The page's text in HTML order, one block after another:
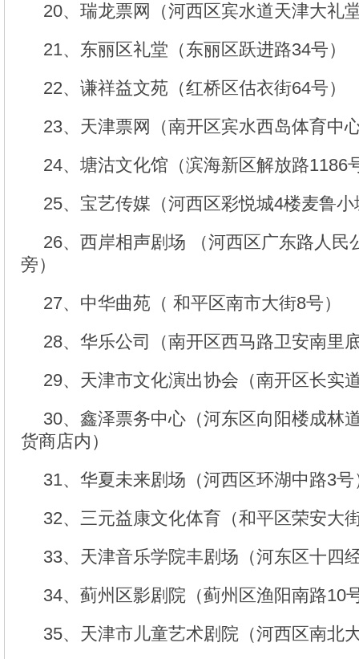
20、瑞龙票网（河西区宾水道天津大礼
21、东丽区礼堂（东丽区跃进路34号）
22、谦祥益文苑（红桥区估衣街64号）
23、天津票网（南开区宾水西岛体育中
24、塘沽文化馆（滨海新区解放路
25、宝艺传媒（河西区彩悦城4楼麦鲁小
26、西岸相声剧场 （河西区广东路人民
旁）
27、中华曲苑（ 和平区南市大街8号）
28、华乐公司（南开区西马路卫安南里
29、天津市文化演出协会（南开区长实
30、鑫泽票务中心（河东区向阳楼成林
货商店内）
31、华夏未来剧场（河西区环湖中路3号
32、三元益康文化体育（和平区荣安大
33、天津音乐学院丰剧场（河东区十四
34、蓟州区影剧院（蓟州区渔阳南路10
35、天津市儿童艺术剧院（河西区南北